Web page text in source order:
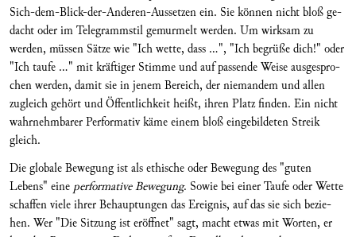
Sich-dem-Blick-der-Anderen-Aussetzen ein. Sie können nicht bloß ge­
dacht oder im Telegrammstil gemurmelt werden. Um wirksam zu
werden, müs­sen Sätze wie "Ich wette, dass …", "Ich begrüße dich!" oder
"Ich taufe …" mit kräftiger Stimme und auf passende Weise ausgespro­
chen werden, damit sie in jenem Bereich, der niemandem und allen
zugleich gehört und Öffentlichkeit heißt, ihren Platz finden. Ein nicht
wahrnehmbarer Performativ käme einem bloß eingebildeten Streik
gleich.
Die globale Bewegung ist als ethische oder Bewe­gung des "guten
Lebens" eine performative Bewe­gung. Sowie bei einer Taufe oder Wette
schaffen viele ihrer Behauptungen das Ereignis, auf das sie sich bezie­
hen. Wer "Die Sitzung ist eröffnet" sagt, macht etwas mit Worten, er